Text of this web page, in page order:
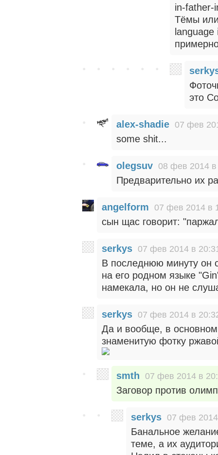
in-father-
Тёмы
это
alex-shadie 07 фев
some shit...
olegsuv 08 фев 2014
Предварительно их
angelform 07 фев 2014 в
сын щас говорит:
serkys 07 фев 2014 в
В последнюю минуту он
на его родном языке
намекала, но он не
serkys 07 фев 2014 в
Да и вообще, в
знаменитую фотку
smth 07 фев 2014 в
Заговор против
serkys 07 фев
Банальное
теме, а их